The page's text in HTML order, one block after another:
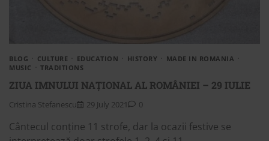
BLOG CULTURE EDUCATION HISTORY
MADE IN ROMANIA
MUSIC
TRADITIONS
ZIUA IMNULUI NAȚIONAL AL ROMÂNIEI – 29 IULIE
Cristina Stefanescu 29 July 2021 0
Cântecul conține 11 strofe, dar la ocazii festive se